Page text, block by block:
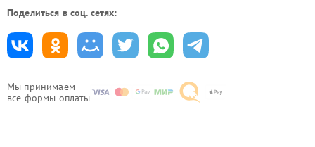
Мы принимаем
все формы оплаты
Поделиться в соц. сетях: